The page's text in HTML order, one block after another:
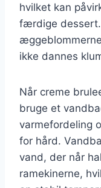
hvilket kan
færdige dessert.
ikke dannes
Når creme
bruge et
varmefordeling
for hård.
vand, der når
ramekinerne,